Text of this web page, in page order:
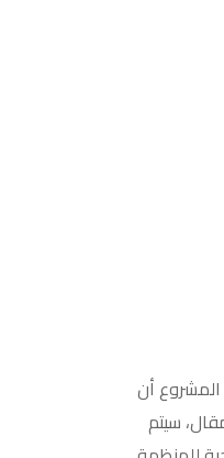
المشروع أن
سيتم